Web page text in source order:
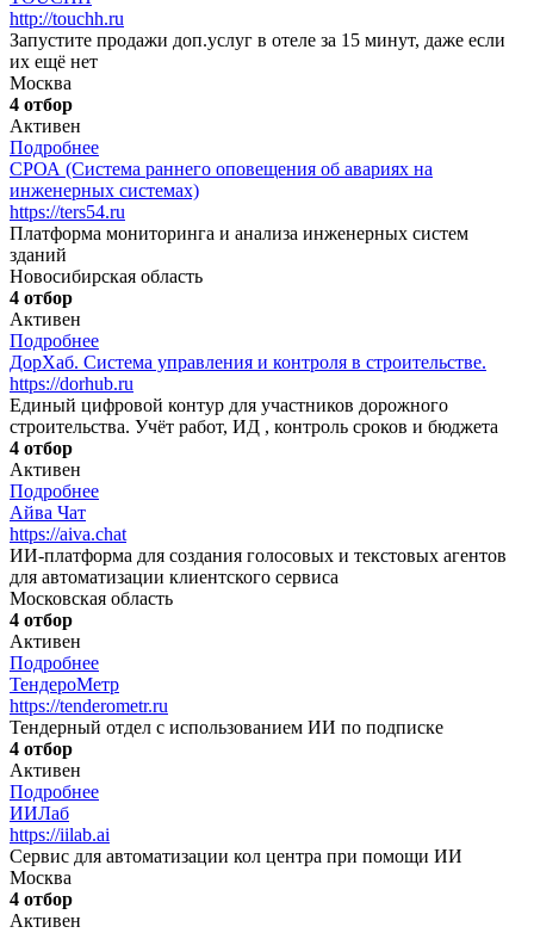
http://touchh.ru
Запустите продажи доп.услуг в отеле за 15 минут, даже если
их ещё нет
Москва
4 отбор
Активен
Подробнее
СРОА (Система раннего оповещения об авариях на
инженерных системах)
https://ters54.ru
Платформа мониторинга и анализа инженерных систем
зданий
Новосибирская область
4 отбор
Активен
Подробнее
ДорХаб. Система управления и контроля в строительстве.
https://dorhub.ru
Единый цифровой контур для участников дорожного
строительства. Учёт работ, ИД , контроль сроков и бюджета
4 отбор
Активен
Подробнее
Айва Чат
https://aiva.chat
ИИ-платформа для создания голосовых и текстовых агентов
для автоматизации клиентского сервиса
Московская область
4 отбор
Активен
Подробнее
ТендероМетр
https://tenderometr.ru
Тендерный отдел с использованием ИИ по подписке
4 отбор
Активен
Подробнее
ИИЛаб
https://iilab.ai
Сервис для автоматизации кол центра при помощи ИИ
Москва
4 отбор
Активен